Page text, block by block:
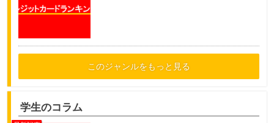
このジャンルをもっと見る
学生のコラム